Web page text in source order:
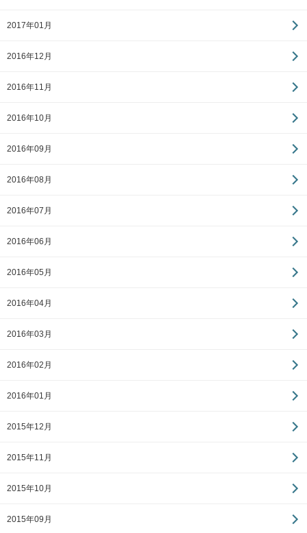
2017年01月
2016年12月
2016年11月
2016年10月
2016年09月
2016年08月
2016年07月
2016年06月
2016年05月
2016年04月
2016年03月
2016年02月
2016年01月
2015年12月
2015年11月
2015年10月
2015年09月